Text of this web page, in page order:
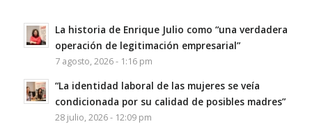
La historia de Enrique Julio como “una verdadera
operación de legitimación empresarial”
7 agosto, 2026 - 1:16 pm
“La identidad laboral de las mujeres se veía
condicionada por su calidad de posibles madres”
28 julio, 2026 - 12:09 pm